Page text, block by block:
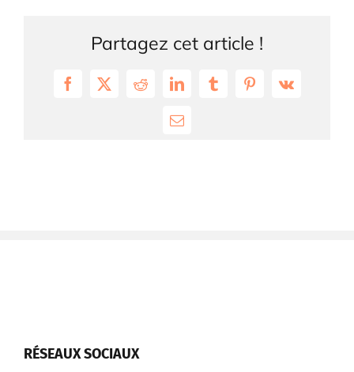
Partagez cet article !
Facebook
X RedditLinkedInTumblrPinterest
Vk
Email
RÉSEAUX SOCIAUX